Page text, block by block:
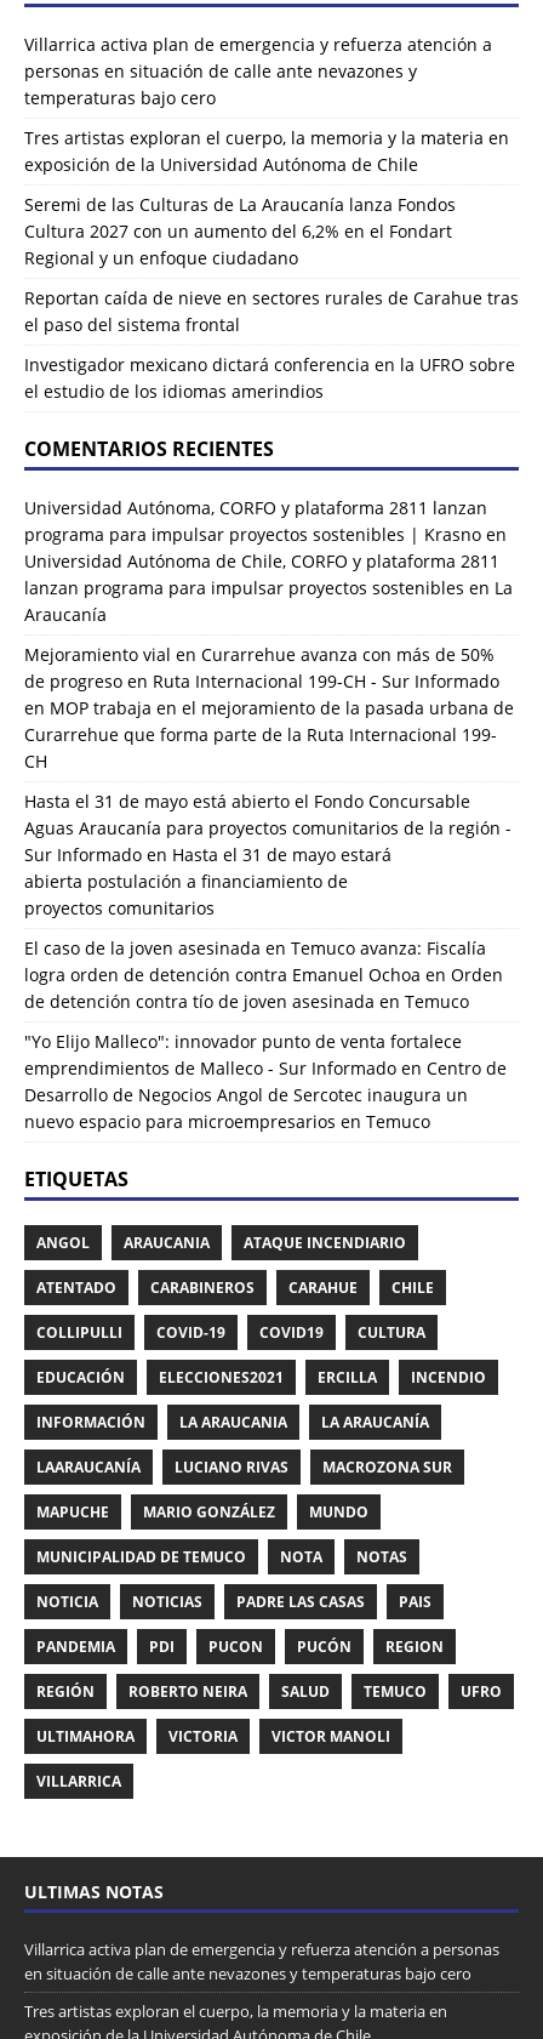
Villarrica activa plan de emergencia y refuerza atención a
personas en situación de calle ante nevazones y
temperaturas bajo cero
Tres artistas exploran el cuerpo, la memoria y la materia en
exposición de la Universidad Autónoma de Chile
Seremi de las Culturas de La Araucanía lanza Fondos
Cultura 2027 con un aumento del 6,2% en el Fondart
Regional y un enfoque ciudadano
Reportan caída de nieve en sectores rurales de Carahue tras
el paso del sistema frontal
Investigador mexicano dictará conferencia en la UFRO sobre
el estudio de los idiomas amerindios
COMENTARIOS RECIENTES
Universidad Autónoma, CORFO y plataforma 2811 lanzan
programa para impulsar proyectos sostenibles | Krasno en
Universidad Autónoma de Chile, CORFO y plataforma 2811
lanzan programa para impulsar proyectos sostenibles en La
Araucanía
Mejoramiento vial en Curarrehue avanza con más de 50%
de progreso en Ruta Internacional 199-CH - Sur Informado
en MOP trabaja en el mejoramiento de la pasada urbana de
Curarrehue que forma parte de la Ruta Internacional 199-
CH
Hasta el 31 de mayo está abierto el Fondo Concursable
Aguas Araucanía para proyectos comunitarios de la región -
Sur Informado en Hasta el 31 de mayo estará
abierta postulación a financiamiento de
proyectos comunitarios
El caso de la joven asesinada en Temuco avanza: Fiscalía
logra orden de detención contra Emanuel Ochoa en Orden
de detención contra tío de joven asesinada en Temuco
"Yo Elijo Malleco": innovador punto de venta fortalece
emprendimientos de Malleco - Sur Informado en Centro de
Desarrollo de Negocios Angol de Sercotec inaugura un
nuevo espacio para microempresarios en Temuco
ETIQUETAS
ANGOL ARAUCANIA ATAQUE INCENDIARIO
ATENTADO CARABINEROS CARAHUE CHILE
COLLIPULLI COVID-19 COVID19 CULTURA
EDUCACIÓN ELECCIONES2021 ERCILLA INCENDIO
INFORMACIÓN LA ARAUCANIA LA ARAUCANÍA
LAARAUCANÍA LUCIANO RIVAS MACROZONA SUR
MAPUCHE MARIO GONZÁLEZ MUNDO
MUNICIPALIDAD DE TEMUCO NOTA NOTAS
NOTICIA NOTICIAS PADRE LAS CASAS PAIS
PANDEMIA PDI PUCON PUCÓN REGION
REGIÓN ROBERTO NEIRA SALUD TEMUCO UFRO
ULTIMAHORA VICTORIA VICTOR MANOLI
VILLARRICA
ULTIMAS NOTAS
Villarrica activa plan de emergencia y refuerza atención a personas
en situación de calle ante nevazones y temperaturas bajo cero
Tres artistas exploran el cuerpo, la memoria y la materia en